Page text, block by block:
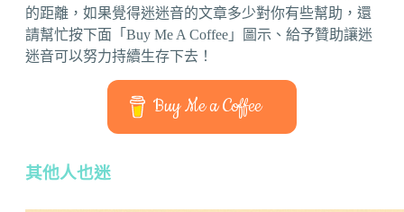
的距離，如果覺得迷迷音的文章多少對你有些幫助，還
請幫忙按下面「Buy Me A Coffee」圖示、給予贊助讓迷
迷音可以努力持續生存下去！
Buy Me a Coffee
其他人也迷